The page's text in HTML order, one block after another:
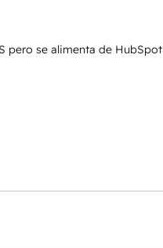
pero se alimenta de HubSpot